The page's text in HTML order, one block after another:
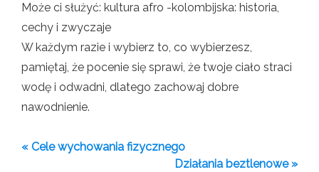
Może ci służyć: kultura afro -kolombijska: historia,
cechy i zwyczaje
W każdym razie i wybierz to, co wybierzesz,
pamiętaj, że pocenie się sprawi, że twoje ciało straci
wodę i odwadni, dlatego zachowaj dobre
nawodnienie.
« Cele wychowania fizycznego
Działania beztlenowe »